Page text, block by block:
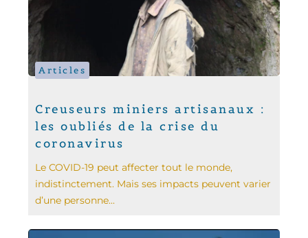
Articles
Creuseurs miniers artisanaux :
les oubliés de la crise du
coronavirus
Le COVID-19 peut affecter tout le monde,
indistinctement. Mais ses impacts peuvent varier
d’une personne...